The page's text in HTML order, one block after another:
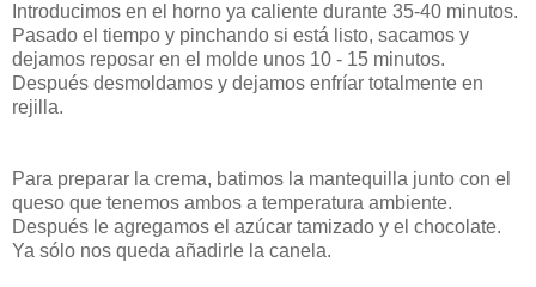
Introducimos en el horno ya caliente durante 35-40 minutos.
Pasado el tiempo y pinchando si está listo, sacamos y
dejamos reposar en el molde unos 10 - 15 minutos.
Después desmoldamos y dejamos enfríar totalmente en
rejilla.
Para preparar la crema, batimos la mantequilla junto con el
queso que tenemos ambos a temperatura ambiente.
Después le agregamos el azúcar tamizado y el chocolate.
Ya sólo nos queda añadirle la canela.